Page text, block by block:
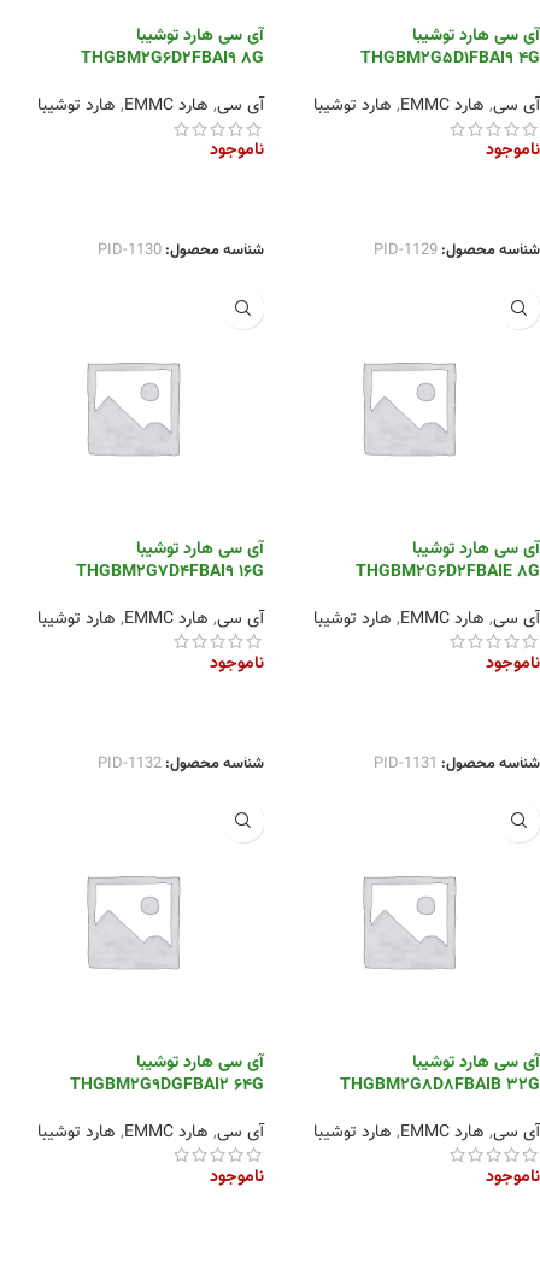
آی سی هارد توشیبا
THGBM2G5D1FBAI9 4G
آی سی, هارد EMMC , هارد توشیبا
ناموجود
شناسه محصول: PID-1129
آی سی هارد توشیبا
THGBM2G6D2FBAI9 8G
آی سی, هارد EMMC , هارد توشیبا
ناموجود
شناسه محصول: PID-1130
آی سی هارد توشیبا
THGBM2G6D2FBAIE 8G
آی سی, هارد EMMC , هارد توشیبا
ناموجود
شناسه محصول: PID-1131
آی سی هارد توشیبا
THGBM2G7D4FBAI9 16G
آی سی, هارد EMMC , هارد توشیبا
ناموجود
شناسه محصول: PID-1132
آی سی هارد توشیبا
THGBM2G8D8FBAIB 32G
آی سی, هارد EMMC , هارد توشیبا
ناموجود
آی سی هارد توشیبا
THGBM2G9DGFBAI2 64G
آی سی, هارد EMMC , هارد توشیبا
ناموجود